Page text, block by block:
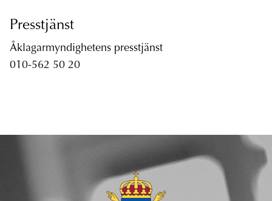
Presstjänst
Åklagarmyndighetens presstjänst
010-562 50 20